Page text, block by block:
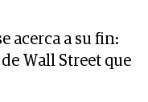
acerca a su fin:
Wall Street que